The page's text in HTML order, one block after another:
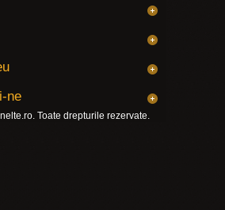
ne
. Toate drepturile rezervate.